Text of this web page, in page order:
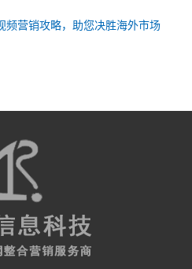
频营销攻略，助您决胜海外市场